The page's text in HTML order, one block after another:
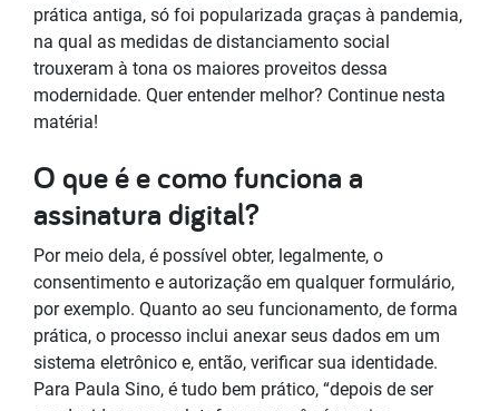
prática antiga, só foi popularizada graças à pandemia,
na qual as medidas de distanciamento social
trouxeram à tona os maiores proveitos dessa
modernidade. Quer entender melhor? Continue nesta
matéria!
O que é e como funciona a
assinatura digital?
Por meio dela, é possível obter, legalmente, o
consentimento e autorização em qualquer formulário,
por exemplo. Quanto ao seu funcionamento, de forma
prática, o processo inclui anexar seus dados em um
sistema eletrônico e, então, verificar sua identidade.
Para Paula Sino, é tudo bem prático, “depois de ser